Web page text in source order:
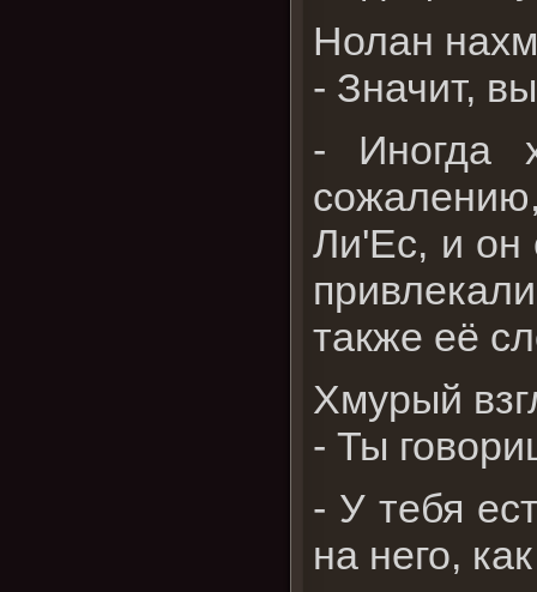
Нолан
- Значит,
- Иногда
Ли'Ес, и он
также её
Хмурый
- Ты
- У тебя
на него,